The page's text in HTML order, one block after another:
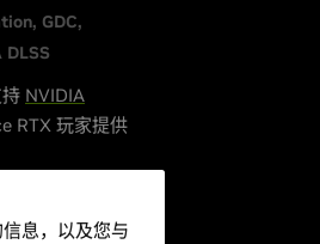
GDC
DLSS
NVIDIA
RTX 玩家提供
息，以及您与